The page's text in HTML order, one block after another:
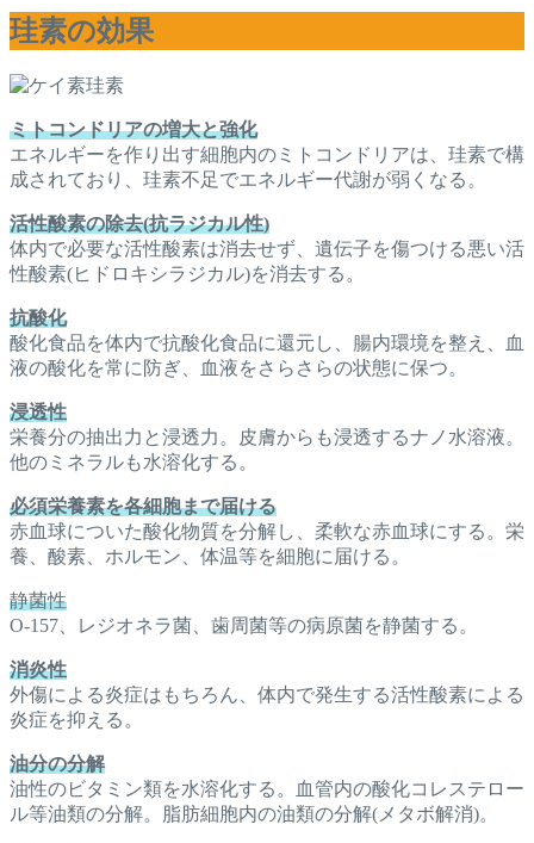
珪素の効果
珪素
ミトコンドリアの増大と強化
エネルギーを作り出す細胞内のミトコンドリアは、珪素で構
成されており、珪素不足でエネルギー代謝が弱くなる。
活性酸素の除去(抗ラジカル性)
体内で必要な活性酸素は消去せず、遺伝子を傷つける悪い活
性酸素(ヒドロキシラジカル)を消去する。
抗酸化
酸化食品を体内で抗酸化食品に還元し、腸内環境を整え、血
液の酸化を常に防ぎ、血液をさらさらの状態に保つ。
浸透性
栄養分の抽出力と浸透力。皮膚からも浸透するナノ水溶液。
他のミネラルも水溶化する。
必須栄養素を各細胞まで届ける
赤血球についた酸化物質を分解し、柔軟な赤血球にする。栄
養、酸素、ホルモン、体温等を細胞に届ける。
静菌性
O‐157、レジオネラ菌、歯周菌等の病原菌を静菌する。
消炎性
外傷による炎症はもちろん、体内で発生する活性酸素による
炎症を抑える。
油分の分解
油性のビタミン類を水溶化する。血管内の酸化コレステロー
ル等油類の分解。脂肪細胞内の油類の分解(メタボ解消)。